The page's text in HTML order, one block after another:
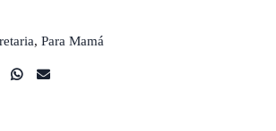
, Para Mamá